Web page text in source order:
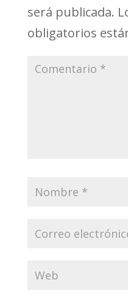
será publicada.
obligatorios